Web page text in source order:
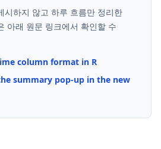
시하지 않고 하루 흐름만 정리한
아래 원문 링크에서 확인할 수
column format in R
summary pop-up in the new